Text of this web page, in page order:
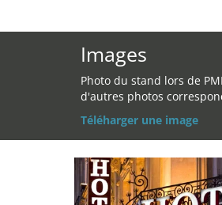
Images
Photo du stand lors de
d'autres photos
Téléharger une image